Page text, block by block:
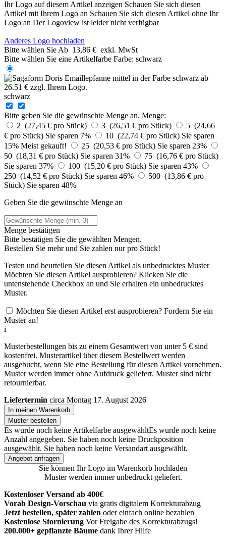
Ihr Logo auf diesem Artikel anzeigen Schauen Sie sich diesen
Artikel mit Ihrem Logo an Schauen Sie sich diesen Artikel ohne Ihr
Logo an Der Logoview ist leider nicht verfügbar
Anderes Logo hochladen
Bitte wählen Sie Ab 13,86 € exkl. MwSt
Bitte wählen Sie eine Artikelfarbe Farbe: schwarz
schwarz
Bitte geben Sie die gewünschte Menge an. Menge:
2 (27,45 € pro Stück)
3 (26,51 € pro Stück)
5 (24,66
€ pro Stück) Sie sparen 7% 10 (22,74 € pro Stück) Sie sparen
15% Meist gekauft! 25 (20,53 € pro Stück) Sie sparen 23%
50 (18,31 € pro Stück) Sie sparen 31%
75 (16,76 € pro Stück)
Sie sparen 37%
100 (15,20 € pro Stück) Sie sparen 43%
250 (14,52 € pro Stück) Sie sparen 46%
500 (13,86 € pro
Stück) Sie sparen 48%
Geben Sie die gewünschte Menge an
Menge bestätigen
Bitte bestätigen Sie die gewählten Mengen.
Bestellen Sie mehr und Sie zahlen nurpro Stück!
Testen und beurteilen Sie diesen Artikel als unbedrucktes Muster
Möchten Sie diesen Artikel ausprobieren? Klicken Sie die
untenstehende Checkbox an und Sie erhalten ein unbedrucktes
Muster.
Möchten Sie diesen Artikel erst ausprobieren? Fordern Sie ein
Muster an!
i
Musterbestellungen bis zu einem Gesamtwert von unter 5 € sind
kostenfrei. Musterartikel über diesem Bestellwert werden
ausgebucht, wenn Sie eine Bestellung für diesen Artikel vornehmen.
Muster werden immer ohne Aufdruck geliefert. Muster sind nicht
retournierbar.
Liefertermin circa Montag 17. August 2026
In meinen Warenkorb
Muster bestellen
Es wurde noch keine Artikelfarbe ausgewähltEs wurde noch keine
Anzahl angegeben. Sie haben noch keine Druckposition
ausgewählt. Sie haben noch keine Versandart ausgewählt.
Angebot anfragen
Sie können Ihr Logo im Warenkorb hochladen
Muster werden immer unbedruckt geliefert.
Kostenloser Versand ab 400€
Vorab Design-Vorschau via gratis digitalem Korrekturabzug
Jetzt bestellen, später zahlen oder einfach online bezahlen
Kostenlose Stornierung Vor Freigabe des Korrekturabzugs!
200.000+ gepflanzte Bäume dank Ihrer Hilfe